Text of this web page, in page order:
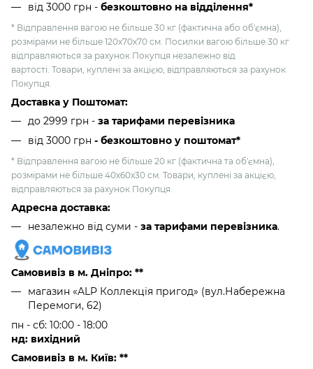
від 3000 грн - безкоштовно на відділення*
* Відправлення вагою не більше 30 кг (фактична або об'ємна),
розмірами не більше 120х70х70 см. Посилки вагою більше 30 кг
відправляються за рахунок Покупця незалежно від
вартості. Товари, куплені за акцією, відправляються за рахунок
Покупця.
Доставка у Поштомат:
до 2999 грн - за тарифами перевізника
від 3000 грн - безкоштовно у поштомат*
* Відправлення вагою не більше 20 кг (фактична та об'ємна),
розмірами не більше 40х60х30 см. Товари, куплені за акцією,
відправляються за рахунок Покупця.
Адресна доставка:
незалежно від суми - за тарифами перевізника.
Самовивіз в м. Дніпро: **
магазин «ALP Коллекція пригод» (вул.Набережна
Перемоги, 62)
пн - сб: 10:00 - 18:00
нд: вихідний
Самовивіз в м. Київ: **